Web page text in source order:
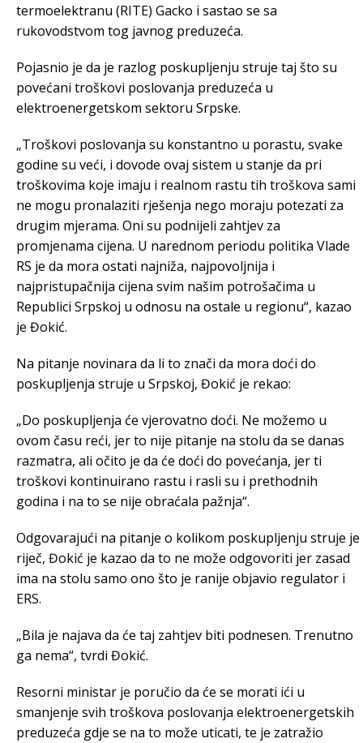
termoelektranu (RITE) Gacko i sastao se sa
rukovodstvom tog javnog preduzeća.
Pojasnio je da je razlog poskupljenju struje taj što su
povećani troškovi poslovanja preduzeća u
elektroenergetskom sektoru Srpske.
„Troškovi poslovanja su konstantno u porastu, svake
godine su veći, i dovode ovaj sistem u stanje da pri
troškovima koje imaju i realnom rastu tih troškova sami
ne mogu pronalaziti rješenja nego moraju potezati za
drugim mjerama. Oni su podnijeli zahtjev za
promjenama cijena. U narednom periodu politika Vlade
RS je da mora ostati najniža, najpovoljnija i
najpristupačnija cijena svim našim potrošačima u
Republici Srpskoj u odnosu na ostale u regionu“, kazao
je Đokić.
Na pitanje novinara da li to znači da mora doći do
poskupljenja struje u Srpskoj, Đokić je rekao:
„Do poskupljenja će vjerovatno doći. Ne možemo u
ovom času reći, jer to nije pitanje na stolu da se danas
razmatra, ali očito je da će doći do povećanja, jer ti
troškovi kontinuirano rastu i rasli su i prethodnih
godina i na to se nije obraćala pažnja“.
Odgovarajući na pitanje o kolikom poskupljenju struje je
riječ, Đokić je kazao da to ne može odgovoriti jer zasad
ima na stolu samo ono što je ranije objavio regulator i
ERS.
„Bila je najava da će taj zahtjev biti podnesen. Trenutno
ga nema“, tvrdi Đokić.
Resorni ministar je poručio da će se morati ići u
smanjenje svih troškova poslovanja elektroenergetskih
preduzeća gdje se na to može uticati, te je zatražio